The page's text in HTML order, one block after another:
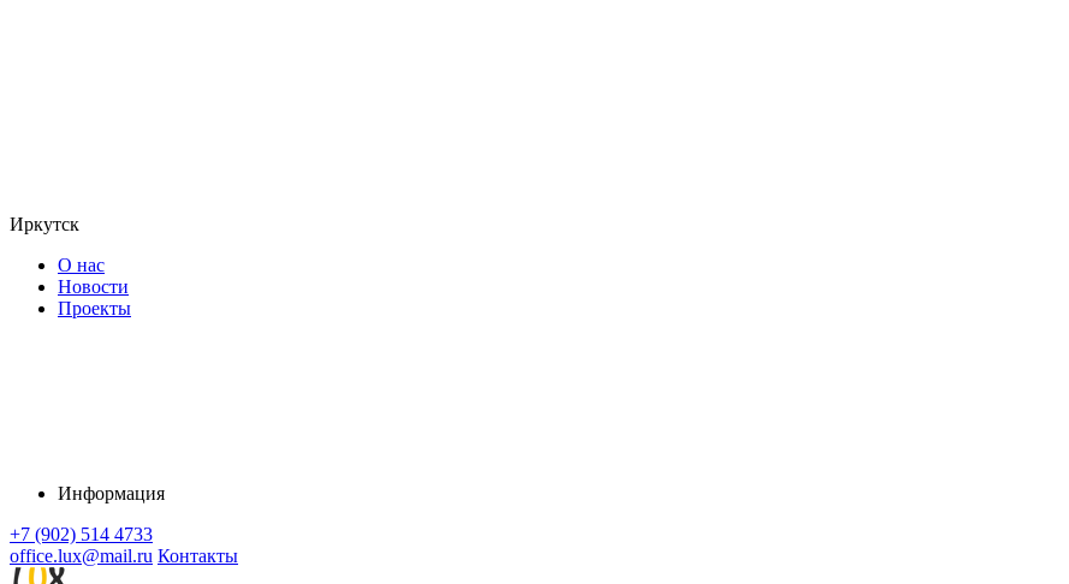
Иркутск
О нас
Новости
Проекты
Информация
+7 (902) 514 4733
office.lux@mail.ru Контакты